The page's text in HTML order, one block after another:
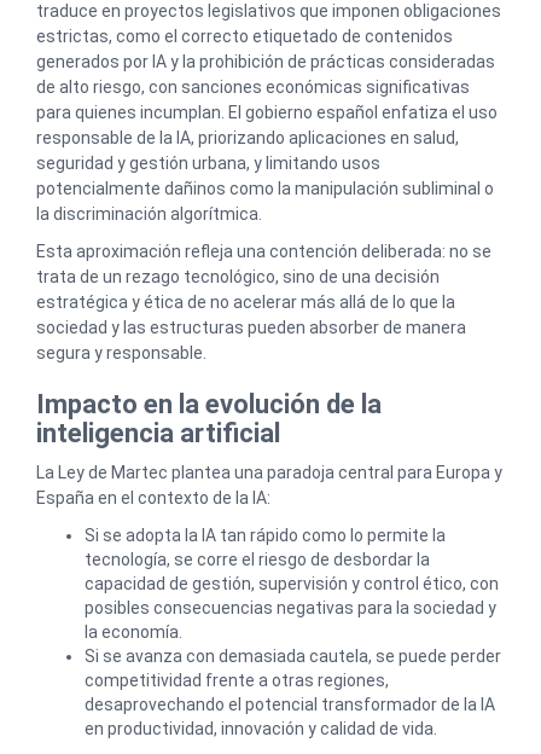
traduce en proyectos legislativos que imponen obligaciones
estrictas, como el correcto etiquetado de contenidos
generados por IA y la prohibición de prácticas consideradas
de alto riesgo, con sanciones económicas significativas
para quienes incumplan. El gobierno español enfatiza el uso
responsable de la IA, priorizando aplicaciones en salud,
seguridad y gestión urbana, y limitando usos
potencialmente dañinos como la manipulación subliminal o
la discriminación algorítmica.
Esta aproximación refleja una contención deliberada: no se
trata de un rezago tecnológico, sino de una decisión
estratégica y ética de no acelerar más allá de lo que la
sociedad y las estructuras pueden absorber de manera
segura y responsable.
Impacto en la evolución de la
inteligencia artificial
La Ley de Martec plantea una paradoja central para Europa y
España en el contexto de la IA:
Si se adopta la IA tan rápido como lo permite la
tecnología, se corre el riesgo de desbordar la
capacidad de gestión, supervisión y control ético, con
posibles consecuencias negativas para la sociedad y
la economía.
Si se avanza con demasiada cautela, se puede perder
competitividad frente a otras regiones,
desaprovechando el potencial transformador de la IA
en productividad, innovación y calidad de vida.